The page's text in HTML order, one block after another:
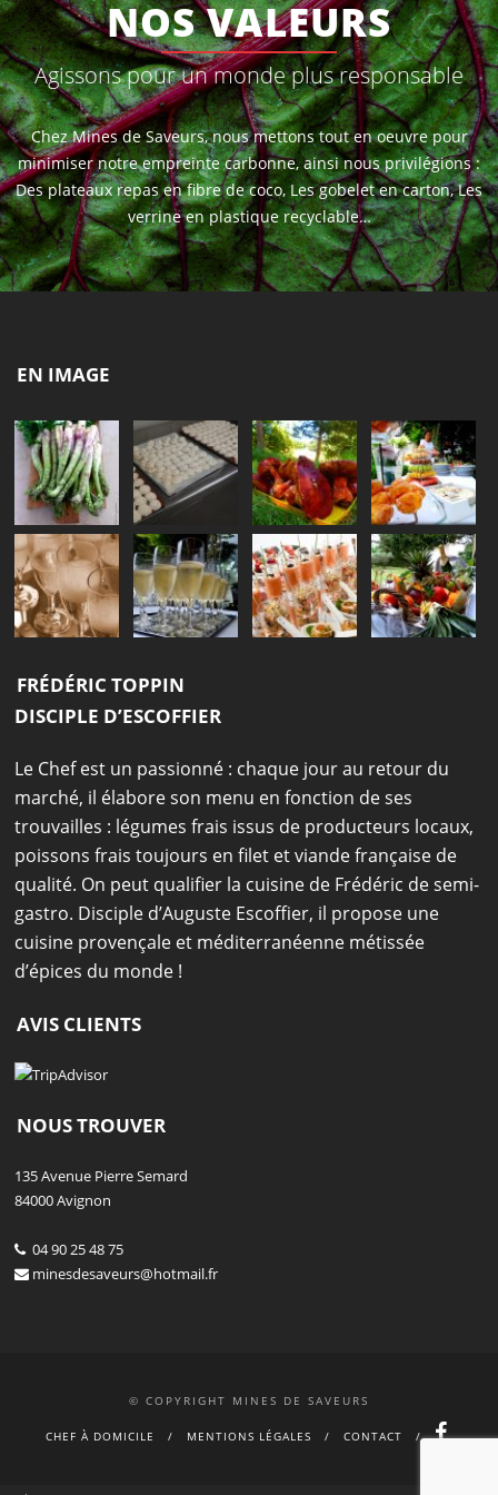
NOS VALEURS
Agissons pour un monde plus responsable
Chez Mines de Saveurs, nous mettons tout en oeuvre pour
minimiser notre empreinte carbonne, ainsi nous privilégions :
Des plateaux repas en fibre de coco, Les gobelet en carton, Les
verrine en plastique recyclable…
EN IMAGE
FRÉDÉRIC TOPPIN
DISCIPLE D’ESCOFFIER
Le Chef est un passionné : chaque jour au retour du
marché, il élabore son menu en fonction de ses
trouvailles : légumes frais issus de producteurs locaux,
poissons frais toujours en filet et viande française de
qualité. On peut qualifier la cuisine de Frédéric de semi-
gastro. Disciple d’Auguste Escoffier, il propose une
cuisine provençale et méditerranéenne métissée
d’épices du monde !
AVIS CLIENTS
NOUS TROUVER
135 Avenue Pierre Semard
84000 Avignon
04 90 25 48 75
minesdesaveurs@hotmail.fr
© COPYRIGHT MINES DE SAVEURS
CHEF À DOMICILE MENTIONS LÉGALES CONTACT